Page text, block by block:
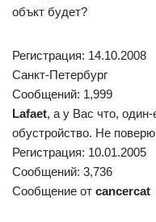
объкт будет?
Регистрация: 14.10.2008
Санкт-Петербург
Сообщений: 1,999
Lafaet, а у Вас что,
обустройство. Не
Регистрация: 10.01.2005
Сообщений: 3,736
Сообщение от cancercat